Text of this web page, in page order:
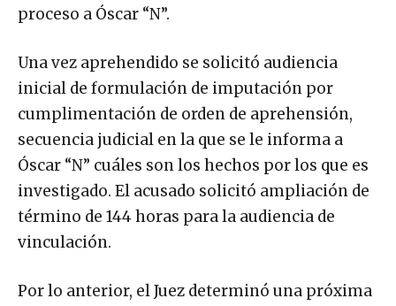
proceso a Óscar “N”.
Una vez aprehendido se solicitó audiencia
inicial de formulación de imputación por
cumplimentación de orden de aprehensión,
secuencia judicial en la que se le informa a
Óscar “N” cuáles son los hechos por los que es
investigado. El acusado solicitó ampliación de
término de 144 horas para la audiencia de
vinculación.
Por lo anterior, el Juez determinó una próxima